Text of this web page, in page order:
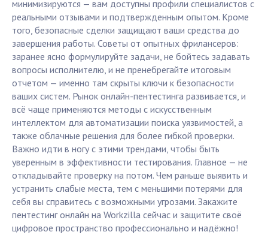
минимизируются — вам доступны профили специалистов с
реальными отзывами и подтвержденным опытом. Кроме
того, безопасные сделки защищают ваши средства до
завершения работы. Советы от опытных фрилансеров:
заранее ясно формулируйте задачи, не бойтесь задавать
вопросы исполнителю, и не пренебрегайте итоговым
отчетом — именно там скрыты ключи к безопасности
ваших систем. Рынок онлайн-пентестинга развивается, и
всё чаще применяются методы с искусственным
интеллектом для автоматизации поиска уязвимостей, а
также облачные решения для более гибкой проверки.
Важно идти в ногу с этими трендами, чтобы быть
уверенным в эффективности тестирования. Главное — не
откладывайте проверку на потом. Чем раньше выявить и
устранить слабые места, тем с меньшими потерями для
себя вы справитесь с возможными угрозами. Закажите
пентестинг онлайн на Workzilla сейчас и защитите своё
цифровое пространство профессионально и надёжно!